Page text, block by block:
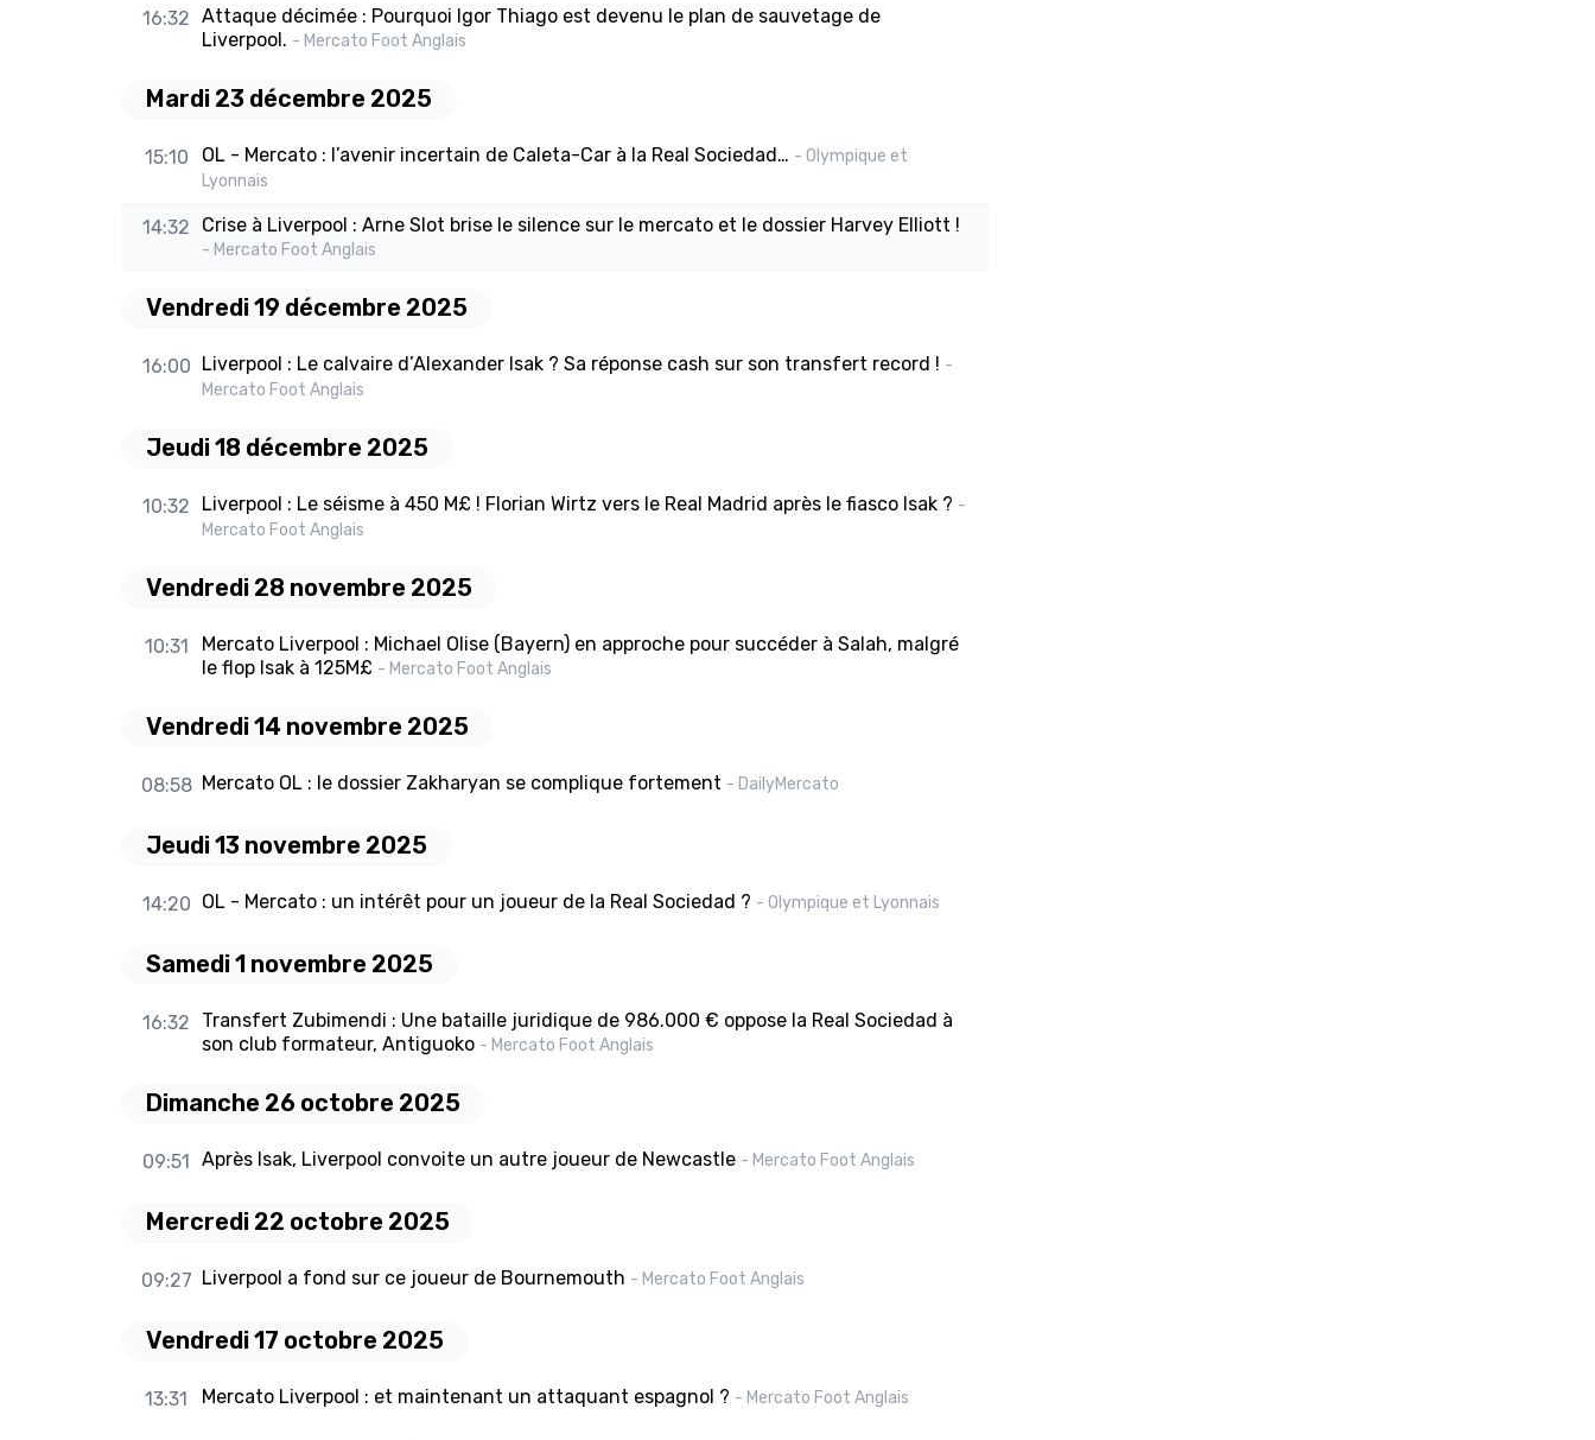
16:32 Attaque décimée : Pourquoi Igor Thiago est devenu le plan de sauvetage de
Liverpool. - Mercato Foot Anglais
Mardi 23 décembre 2025
15:10 OL - Mercato : l’avenir incertain de Caleta-Car à la Real Sociedad… - Olympique et
Lyonnais
14:32 Crise à Liverpool : Arne Slot brise le silence sur le mercato et le dossier Harvey Elliott !
- Mercato Foot Anglais
Vendredi 19 décembre 2025
16:00 Liverpool : Le calvaire d’Alexander Isak ? Sa réponse cash sur son transfert record ! -
Mercato Foot Anglais
Jeudi 18 décembre 2025
10:32 Liverpool : Le séisme à 450 M£ ! Florian Wirtz vers le Real Madrid après le fiasco Isak ? -
Mercato Foot Anglais
Vendredi 28 novembre 2025
10:31
Mercato Liverpool : Michael Olise (Bayern) en approche pour succéder à Salah, malgré
le flop Isak à 125M£ - Mercato Foot Anglais
Vendredi 14 novembre 2025
08:58 Mercato OL : le dossier Zakharyan se complique fortement - DailyMercato
Jeudi 13 novembre 2025
14:20 OL - Mercato : un intérêt pour un joueur de la Real Sociedad ? - Olympique et Lyonnais
Samedi 1 novembre 2025
16:32
Transfert Zubimendi : Une bataille juridique de 986.000 € oppose la Real Sociedad à
son club formateur, Antiguoko - Mercato Foot Anglais
Dimanche 26 octobre 2025
09:51 Après Isak, Liverpool convoite un autre joueur de Newcastle - Mercato Foot Anglais
Mercredi 22 octobre 2025
09:27 Liverpool a fond sur ce joueur de Bournemouth - Mercato Foot Anglais
Vendredi 17 octobre 2025
13:31 Mercato Liverpool : et maintenant un attaquant espagnol ? - Mercato Foot Anglais